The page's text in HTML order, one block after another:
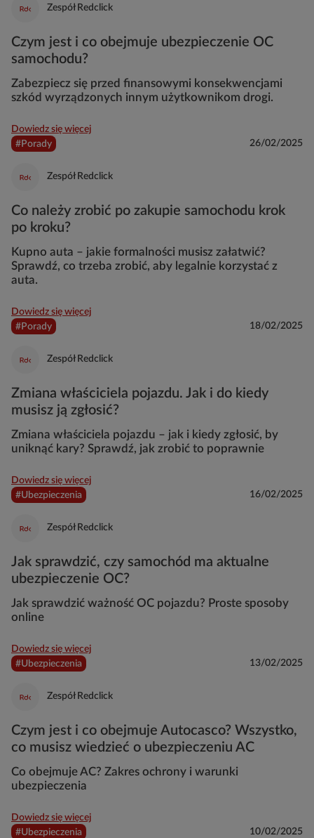
Zespół Redclick
Czym jest i co obejmuje ubezpieczenie OC
samochodu?
Zabezpiecz się przed finansowymi konsekwencjami
szkód wyrządzonych innym użytkownikom drogi.
Dowiedz się więcej
#Porady
26/02/2025
Zespół Redclick
Co należy zrobić po zakupie samochodu krok
po kroku?
Kupno auta – jakie formalności musisz załatwić?
Sprawdź, co trzeba zrobić, aby legalnie korzystać z
auta.
Dowiedz się więcej
#Porady
18/02/2025
Zespół Redclick
Zmiana właściciela pojazdu. Jak i do kiedy
musisz ją zgłosić?
Zmiana właściciela pojazdu – jak i kiedy zgłosić, by
uniknąć kary? Sprawdź, jak zrobić to poprawnie
Dowiedz się więcej
#Ubezpieczenia
16/02/2025
Zespół Redclick
Jak sprawdzić, czy samochód ma aktualne
ubezpieczenie OC?
Jak sprawdzić ważność OC pojazdu? Proste sposoby
online
Dowiedz się więcej
#Ubezpieczenia
13/02/2025
Zespół Redclick
Czym jest i co obejmuje Autocasco? Wszystko,
co musisz wiedzieć o ubezpieczeniu AC
Co obejmuje AC? Zakres ochrony i warunki
ubezpieczenia
Dowiedz się więcej
#Ubezpieczenia
10/02/2025